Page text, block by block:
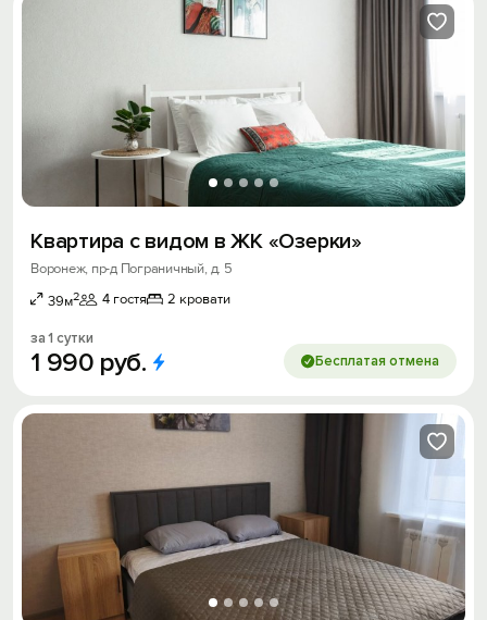
Квартира с видом в ЖК «Озерки»
Воронеж, пр-д Пограничный, д. 5
39м2 4 гостя 2 кровати
за 1 сутки
1 990 руб. Бесплатая отмена